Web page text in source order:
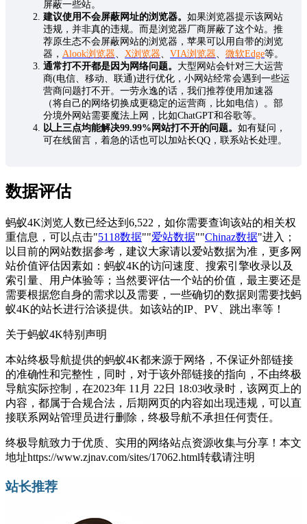
屏蔽一些站。
建议使用不会屏蔽网址的浏览器。 如果浏览器提示该网站
违规，并非真的违规。而是浏览器厂商屏蔽了这个站。推
荐原生态不会屏蔽网站的浏览器，苹果可以用自带的浏览
器， Alook浏览器、 X浏览器、 VIA浏览器、 微软Edge等。
通常打不开都是因为网络问题。 大型网站会针对三大运营
商(电信、移动、联通)进行优化，小网站经常会遇到一些运
营商问题打不开。一劳永逸的话，我们推荐使用加速器
（将自己的网络切换成更稳定的运营商，比如电信）。部
分境外网站需要魔法上网，比如ChatGPT和谷歌等。
以上三点均能解决99.99%网站打不开的问题。 如有疑问，
可在线留言，着急的话也可以加站长QQ，联系站长处理。
数据评估
蚂蚁4K浏览人数已经达到6,522，如你需要查询该站的相关权
重信息，可以点击"5118数据""爱站数据""Chinaz数据"进入；
以目前的网站数据参考，建议大家请以爱站数据为准，更多网
站价值评估因素如：蚂蚁4K的访问速度、搜索引擎收录以及
索引量、用户体验等；当然要评估一个站的价值，最主要还是
需要根据您自身的需求以及需要，一些确切的数据则需要找蚂
蚁4K的站长进行洽谈提供。如该站的IP、PV、跳出率等！
关于蚂蚁4K特别声明
本站终极导航提供的蚂蚁4K都来源于网络，不保证外部链接
的准确性和完整性，同时，对于该外部链接的指向，不由终极
导航实际控制，在2023年 11月 22日 18:03收录时，该网页上的
内容，都属于合规合法，后期网页的内容如出现违规，可以直
接联系网站管理员进行删除，终极导航不承担任何责任。
终极导航致力于优质、实用的网络站点资源收集与分享！ 本文
地址https://www.zjnav.com/sites/17062.html转载请注明
站长推荐